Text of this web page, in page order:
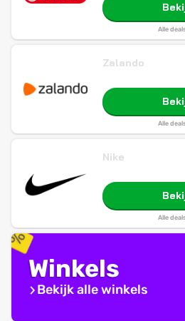
Alle
Zalando
Alle
Nike
Alle
Winkels
Bekijk alle winkels